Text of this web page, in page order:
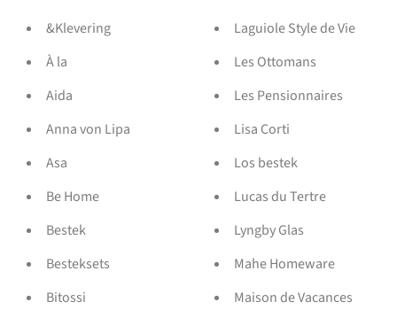
&Klevering
À la
Aida
Anna von Lipa
Asa
Be Home
Bestek
Besteksets
Bitossi
Laguiole Style de Vie
Les Ottomans
Les Pensionnaires
Lisa Corti
Los bestek
Lucas du Tertre
Lyngby Glas
Mahe Homeware
Maison de Vacances